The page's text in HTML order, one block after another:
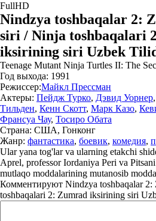
FullHD
Nindzya toshbaqalar 2:
siri / Ninja toshbaqalari
iksirining siri Uzbek
Teenage Mutant Ninja Turtles II: The
Год выхода: 1991
Режиссер:Майкл Прессман
Актеры: Пейдж Турко, Дэвид Уорнер,
Тильден, Кенн Скотт, Марк Казо,
Франсуа Чау, Тосиро Обата
Страна: США, Гонконг
Жанр: фантастика, боевик, комедия,
Ular yana tog'lar va ularning etakchi
Aprel, professor Iordaniya Peri va
mutlaqo moddalarining mutanosib
Комментируют Nindzya toshbaqalar
toshbaqalari 2: Zumrad iksirining siri